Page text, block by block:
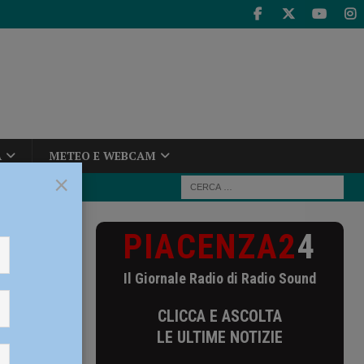
METEO E WEBCAM
Cavalli:
PIACENZA24
Il Giornale Radio di Radio Sound
CLICCA E ASCOLTA
LE ULTIME NOTIZIE
×